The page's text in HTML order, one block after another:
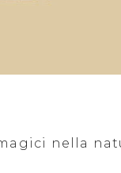
nella